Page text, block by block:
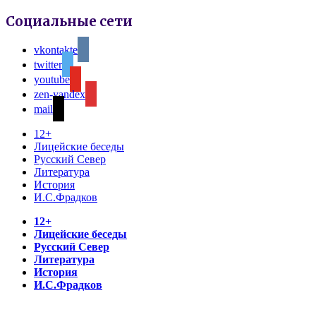
Социальные сети
vkontakte
twitter
youtube
zen-yandex
mail
12+
Лицейские беседы
Русский Север
Литература
История
И.С.Фрадков
12+
Лицейские беседы
Русский Север
Литература
История
И.С.Фрадков